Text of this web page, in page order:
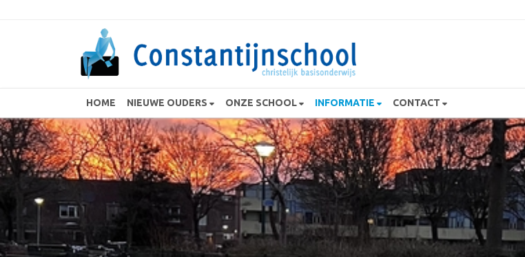
HOME NIEUWE OUDERS ONZE SCHOOL INFORMATIE CONTACT